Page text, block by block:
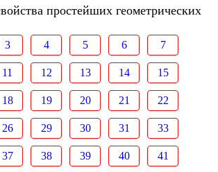
простейших геометрических
3 4 5 6 7
11 12 13 14 15
18 19 20 21 22
26 29 30 31 33
37 38 39 40 41